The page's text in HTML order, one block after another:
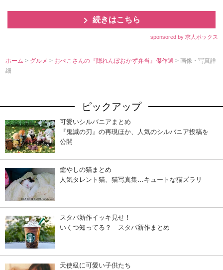
続きはこちら
sponsored by 求人ボックス
ホーム > グルメ> おぺこさんの『隠れんぼおかず弁当』傑作選> 画像・写真詳
細
ピックアップ
可愛いシルバニアまとめ
『鬼滅の刃』の再現ほか、人気のシルバニア投稿を
公開
癒やしの猫まとめ
人気タレント猫、猫写真集…キュートな猫ズラリ
スタバ新作イッキ見せ！
いくつ知ってる？ スタバ新作まとめ
天使級に可愛い子供たち